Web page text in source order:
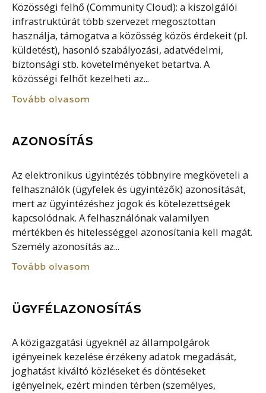
Közösségi felhő (Community Cloud): a kiszolgálói
infrastruktúrát több szervezet megosztottan
használja, támogatva a közösség közös érdekeit (pl.
küldetést), hasonló szabályozási, adatvédelmi,
biztonsági stb. követelményeket betartva. A
közösségi felhőt kezelheti az...
Tovább olvasom
AZONOSÍTÁS
Az elektronikus ügyintézés többnyire megköveteli a
felhasználók (ügyfelek és ügyintézők) azonosítását,
mert az ügyintézéshez jogok és kötelezettségek
kapcsolódnak. A felhasználónak valamilyen
mértékben és hitelességgel azonosítania kell magát.
Személy azonosítás az...
Tovább olvasom
ÜGYFÉLAZONOSÍTÁS
A közigazgatási ügyeknél az állampolgárok
igényeinek kezelése érzékeny adatok megadását,
joghatást kiváltó közléseket és döntéseket
igényelnek, ezért minden térben (személyes,